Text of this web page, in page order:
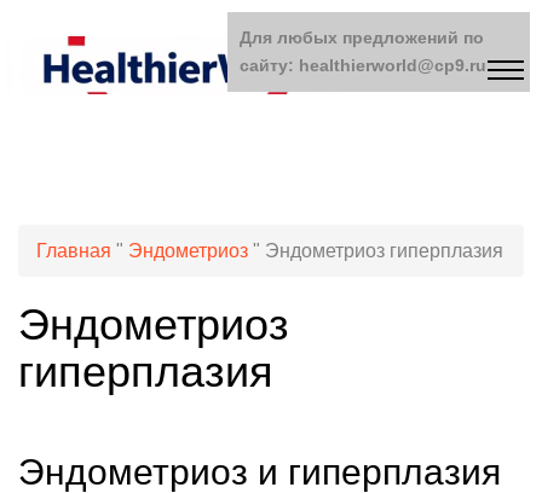
Главная " Эндометриоз " Эндометриоз гиперплазия
Эндометриоз
гиперплазия
Эндометриоз и гиперплазия
Для любых предложений по
сайту: healthierworld@cp9.ru